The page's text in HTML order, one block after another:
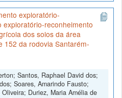
exploratório-
reconheimento
dos solos da área
152 da rodovia Santarém-
Santos, Raphael David dos;
Soares, Amarindo Fausto;
Duriez, Maria Amélia de